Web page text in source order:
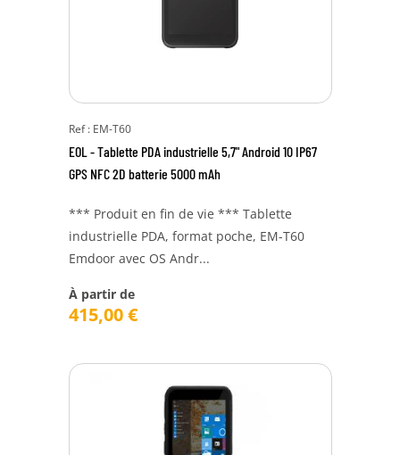
Ref : EM-T60
EOL - Tablette PDA industrielle 5,7" Android 10 IP67
GPS NFC 2D batterie 5000 mAh
*** Produit en fin de vie *** Tablette
industrielle PDA, format poche, EM-T60
Emdoor avec OS Andr...
À partir de
415,00€